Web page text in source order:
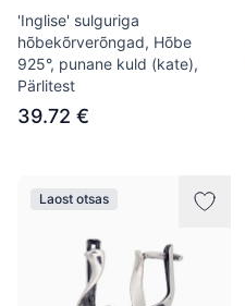
'Inglise' sulguriga
hõbekõrverõngad, Hõbe
925°, punane kuld (kate),
Pärlitest
39.72 €
Laost otsas